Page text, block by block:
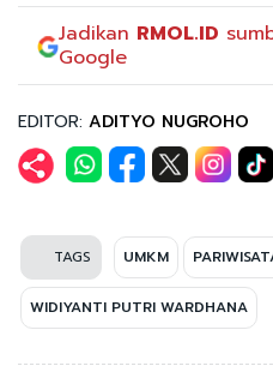
Jadikan RMOL.ID
Google
EDITOR: ADITYO NUGROHO
TAGS UMKM
WIDIYANTI PUTRI WARDHANA